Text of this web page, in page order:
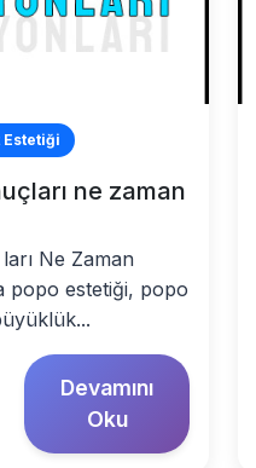
ne zaman
Ne Zaman
popo estetiği, popo
Devamını
Oku